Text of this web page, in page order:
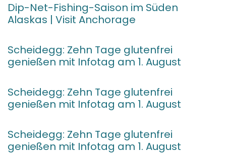
Dip-Net-Fishing-Saison im Süden
Alaskas | Visit Anchorage
Scheidegg: Zehn Tage glutenfrei
genießen mit Infotag am 1. August
Scheidegg: Zehn Tage glutenfrei
genießen mit Infotag am 1. August
Scheidegg: Zehn Tage glutenfrei
genießen mit Infotag am 1. August